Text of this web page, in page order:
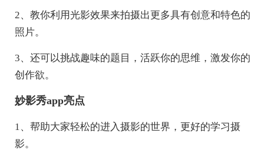
2、教你利用光影效果来拍摄出更多具有创意和特色的
照片。
3、还可以挑战趣味的题目，活跃你的思维，激发你的
创作欲。
妙影秀app亮点
1、帮助大家轻松的进入摄影的世界，更好的学习摄
影。